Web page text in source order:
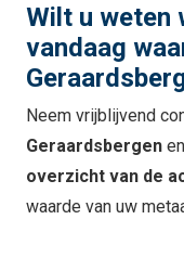
Wilt u weten
vandaag
Neem vrijblijvend
Geraardsbergen
overzicht van de
waarde van uw